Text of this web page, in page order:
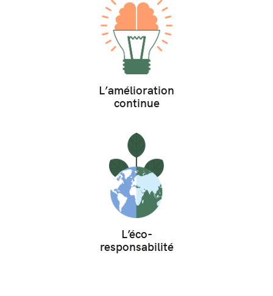
L’amélioration
continue
L’éco-
responsabilité